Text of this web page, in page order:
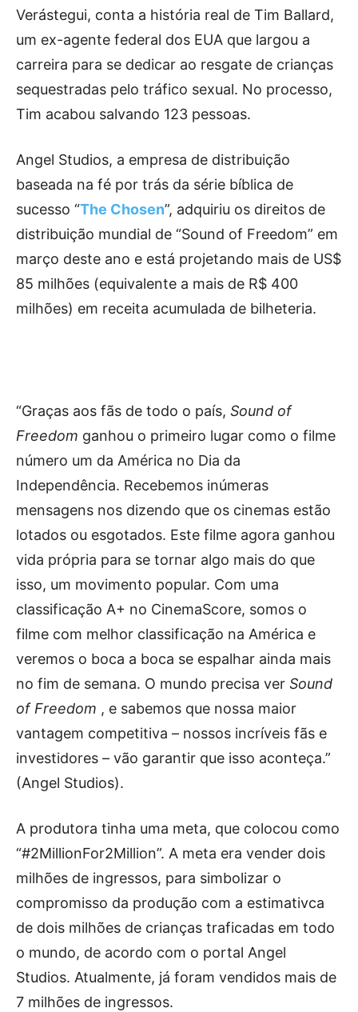
Verástegui, conta a história real de Tim Ballard,
um ex-agente federal dos EUA que largou a
carreira para se dedicar ao resgate de crianças
sequestradas pelo tráfico sexual. No processo,
Tim acabou salvando 123 pessoas.
Angel Studios, a empresa de distribuição
baseada na fé por trás da série bíblica de
sucesso “The Chosen”, adquiriu os direitos de
distribuição mundial de “Sound of Freedom” em
março deste ano e está projetando mais de US$
85 milhões (equivalente a mais de R$ 400
milhões) em receita acumulada de bilheteria.
“Graças aos fãs de todo o país, Sound of
Freedom ganhou o primeiro lugar como o filme
número um da América no Dia da
Independência. Recebemos inúmeras
mensagens nos dizendo que os cinemas estão
lotados ou esgotados. Este filme agora ganhou
vida própria para se tornar algo mais do que
isso, um movimento popular. Com uma
classificação A+ no CinemaScore, somos o
filme com melhor classificação na América e
veremos o boca a boca se espalhar ainda mais
no fim de semana. O mundo precisa ver Sound
of Freedom , e sabemos que nossa maior
vantagem competitiva – nossos incríveis fãs e
investidores – vão garantir que isso aconteça.”
(Angel Studios).
A produtora tinha uma meta, que colocou como
“#2MillionFor2Million”. A meta era vender dois
milhões de ingressos, para simbolizar o
compromisso da produção com a estimativca
de dois milhões de crianças traficadas em todo
o mundo, de acordo com o portal Angel
Studios. Atualmente, já foram vendidos mais de
7 milhões de ingressos.